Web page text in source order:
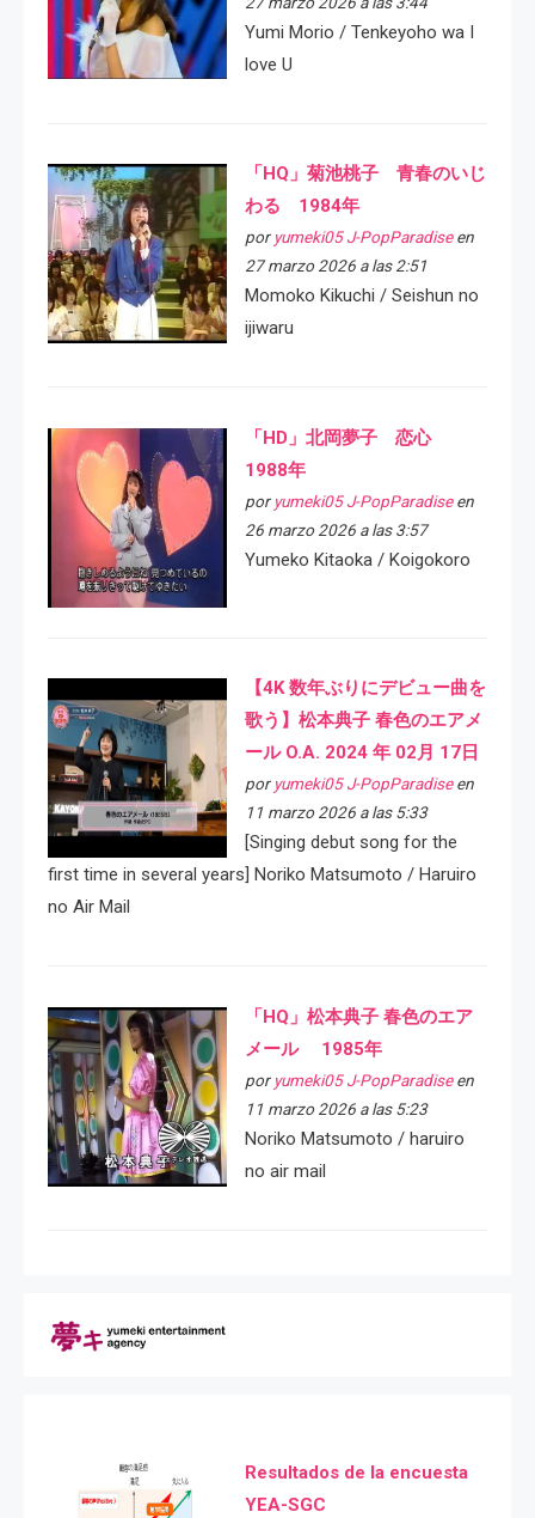
Yumi Morio / Tenkeyoho wa I
love U
「HQ」菊池桃子 青春のいじ
わる 1984年
por yumeki05 J-PopParadiseen
27 marzo 2026 a las 2:51
Momoko Kikuchi / Seishun no
ijiwaru
「HD」北岡夢子 恋心
1988年
por yumeki05 J-PopParadiseen
26 marzo 2026 a las 3:57
Yumeko Kitaoka / Koigokoro
【4K 数年ぶりにデビュー曲を
歌う】松本典子 春色のエアメ
ール O.A. 2024 年 02月 17日
por yumeki05 J-PopParadiseen
11 marzo 2026 a las 5:33
[Singing debut song for the
first time in several years] Noriko Matsumoto / Haruiro
no Air Mail
「HQ」松本典子 春色のエア
メール 1985年
por yumeki05 J-PopParadiseen
11 marzo 2026 a las 5:23
Noriko Matsumoto / haruiro
no air mail
Resultados de la encuesta
YEA-SGC